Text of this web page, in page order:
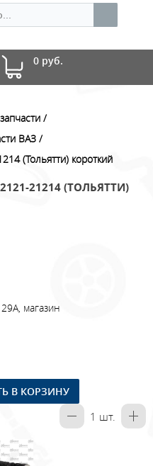
0 руб.
ВАЗ
(Тольятти) короткий
21214 (ТОЛЬЯТТИ)
магазин
В КОРЗИНУ
1 шт.